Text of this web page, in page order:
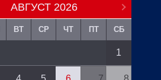
АВГУСТ 2026
ВТ СР ЧТ ПТ СБ
1